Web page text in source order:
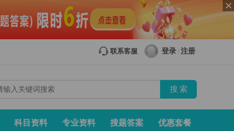
联系客服 登录 注册
科目资料 专业资料 搜题答案 优惠套餐